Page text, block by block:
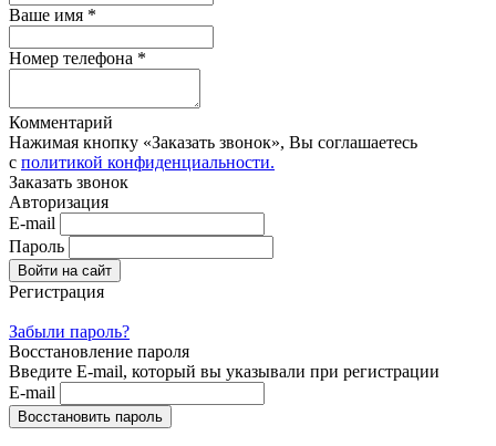
Ваше имя *
Номер телефона *
Комментарий
Нажимая кнопку «Заказать звонок», Вы соглашаетесь
с политикой конфиденциальности.
Заказать звонок
Авторизация
E-mail
Пароль
Регистрация
Забыли пароль?
Восстановление пароля
Введите E-mail, который вы указывали при регистрации
E-mail